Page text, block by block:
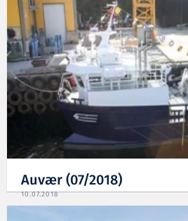
Auvær (07/2018)
10.07.2018